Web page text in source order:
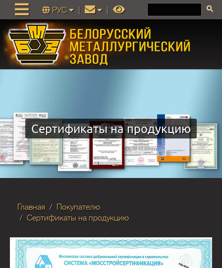
РУС
Сертификаты на продукцию
Главная
Покупателю
Сертификаты на продукцию